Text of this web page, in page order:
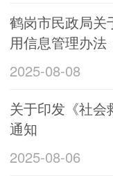
鹤岗市民政局关
用信息管理办法
2025-08-08
关于印发《社会
通知
2025-08-06